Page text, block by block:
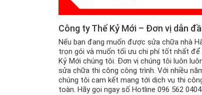
Công ty Thế Kỷ Mới – Đơn vị dẫn
Nếu bạn đang muốn được sửa chữa nhà
trọn gói và muốn tối ưu chi phí tốt nhất
Kỷ Mới chúng tôi. Đơn vị chúng tôi luôn
sửa chữa thi công công trình. Với nhiều
chúng tôi cam kết mang tới dịch vụ thi
toàn. Hãy gọi ngay số Hotline 096 562